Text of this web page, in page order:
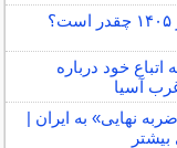
خود درباره
آسیا
نهایی» به ایران |